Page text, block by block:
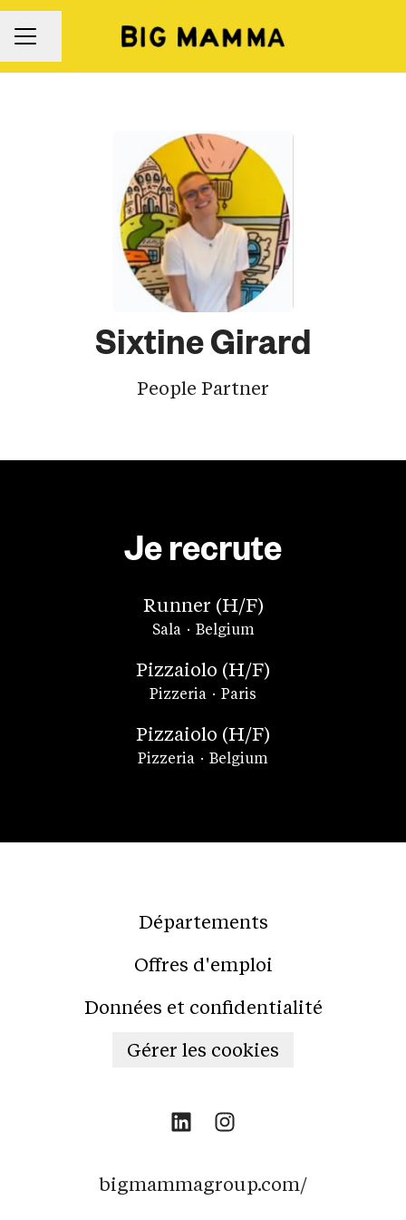
Menu carrière
Partager la page
Sixtine Girard
People Partner
Je recrute
Runner (H/F)
Sala · Belgium
Pizzaiolo (H/F)
Pizzeria · Paris
Pizzaiolo (H/F)
Pizzeria · Belgium
Départements
Offres d'emploi
Données et confidentialité
Gérer les cookies
bigmammagroup.com/